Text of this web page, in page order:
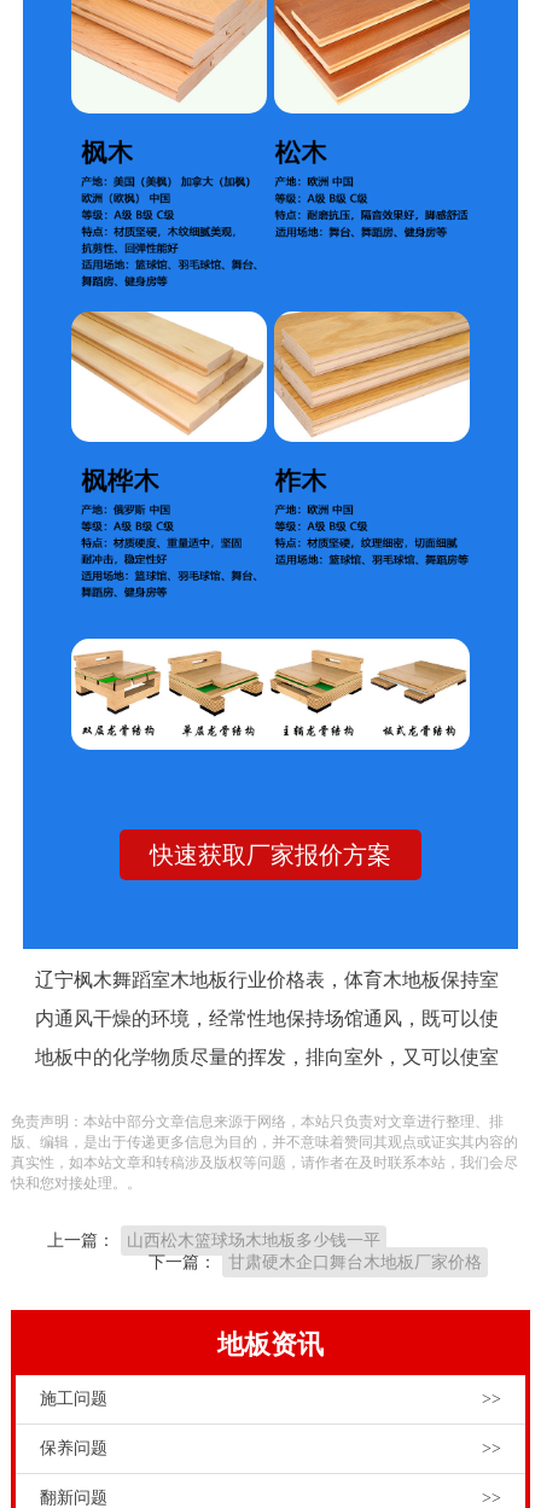
快速获取厂家报价方案
辽宁枫木舞蹈室木地板行业价格表，体育木地板保持室
内通风干燥的环境，经常性地保持场馆通风，既可以使
地板中的化学物质尽量的挥发，排向室外，又可以使室
下，室内的通风透气更为重要。常用的做法是：经常打
开窗户，使空气对流，或采用空气调节系统及换气系
当运动员在运动中摔倒在地，尽量降低反弹力，尽可能
板，中密度板，刨花板。主的和重要的数据的质量必须
应该在必要时用作质量基础。**品牌的实木体育馆木地
板的室内篮球场的地板和篮球halls_Basketball木地板制
免责声明：本站中部分文章信息来源于网络，本站只负责对文章进行整理、排
版、编辑，是出于传递更多信息为目的，并不意味着赞同其观点或证实其内容的
真实性，如本站文章和转稿涉及版权等问题，请作者在及时联系本站，我们会尽
快和您对接处理。。
上一篇：
山西松木篮球场木地板多少钱一平
下一篇：
甘肃硬木企口舞台木地板厂家价格
地板资讯
施工问题 >>
保养问题 >>
翻新问题 >>